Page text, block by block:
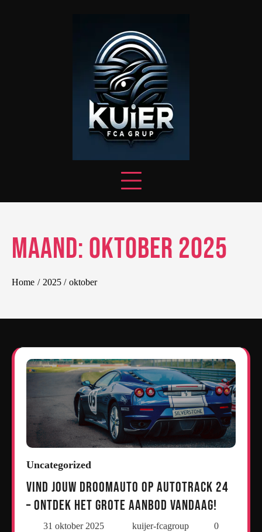
Maand: oktober 2025
Home 2025 oktober
Uncategorized
Vind Jouw Droomauto op Autotrack 24
– Ontdek het Grote Aanbod Vandaag!
31 oktober 2025 kuijer-fcagroup
0